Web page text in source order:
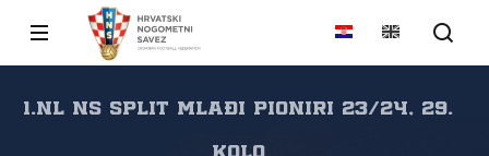
1.NL NS Split Mlađi pioniri 23/24, 29.